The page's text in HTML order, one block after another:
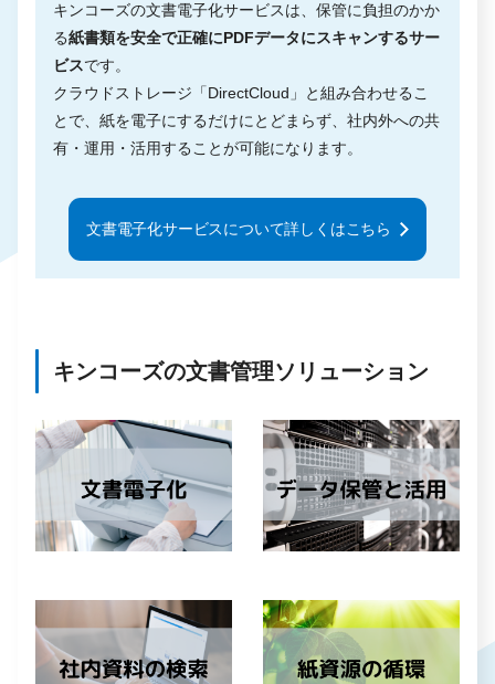
キンコーズの文書電子化サービスは、保管に負担のかか
る紙書類を安全で正確にPDFデータにスキャンするサー
ビスです。
クラウドストレージ「DirectCloud」と組み合わせるこ
とで、紙を電子にするだけにとどまらず、社内外への共
有・運用・活用することが可能になります。
文書電子化サービスについて詳しくはこちら
キンコーズの文書管理ソリューション